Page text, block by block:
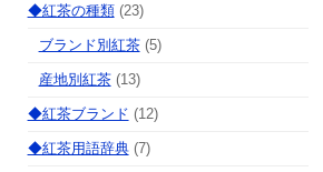
◆紅茶の種類(23)
ブランド別紅茶(5)
産地別紅茶(13)
◆紅茶ブランド (12)
◆紅茶用語辞典(7)